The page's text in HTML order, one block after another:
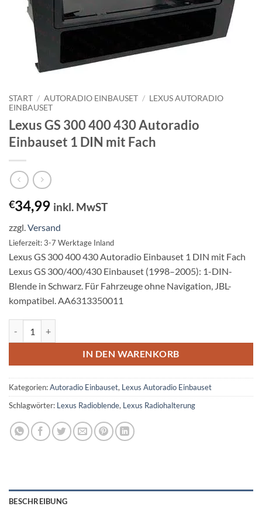
START / AUTORADIO EINBAUSET / LEXUS AUTORADIO
EINBAUSET
Lexus GS 300 400 430 Autoradio
Einbauset 1 DIN mit Fach
€34,99 inkl. MwST
zzgl. Versand
Lieferzeit: 3-7 Werktage Inland
Lexus GS 300 400 430 Autoradio Einbauset 1 DIN mit Fach
Lexus GS 300/400/430 Einbauset (1998–2005): 1-DIN-
Blende in Schwarz. Für Fahrzeuge ohne Navigation, JBL-
kompatibel. AA6313350011
IN DEN WARENKORB
Kategorien:Autoradio Einbauset, Lexus Autoradio Einbauset
Schlagwörter: Lexus Radioblende, Lexus Radiohalterung
BESCHREIBUNG